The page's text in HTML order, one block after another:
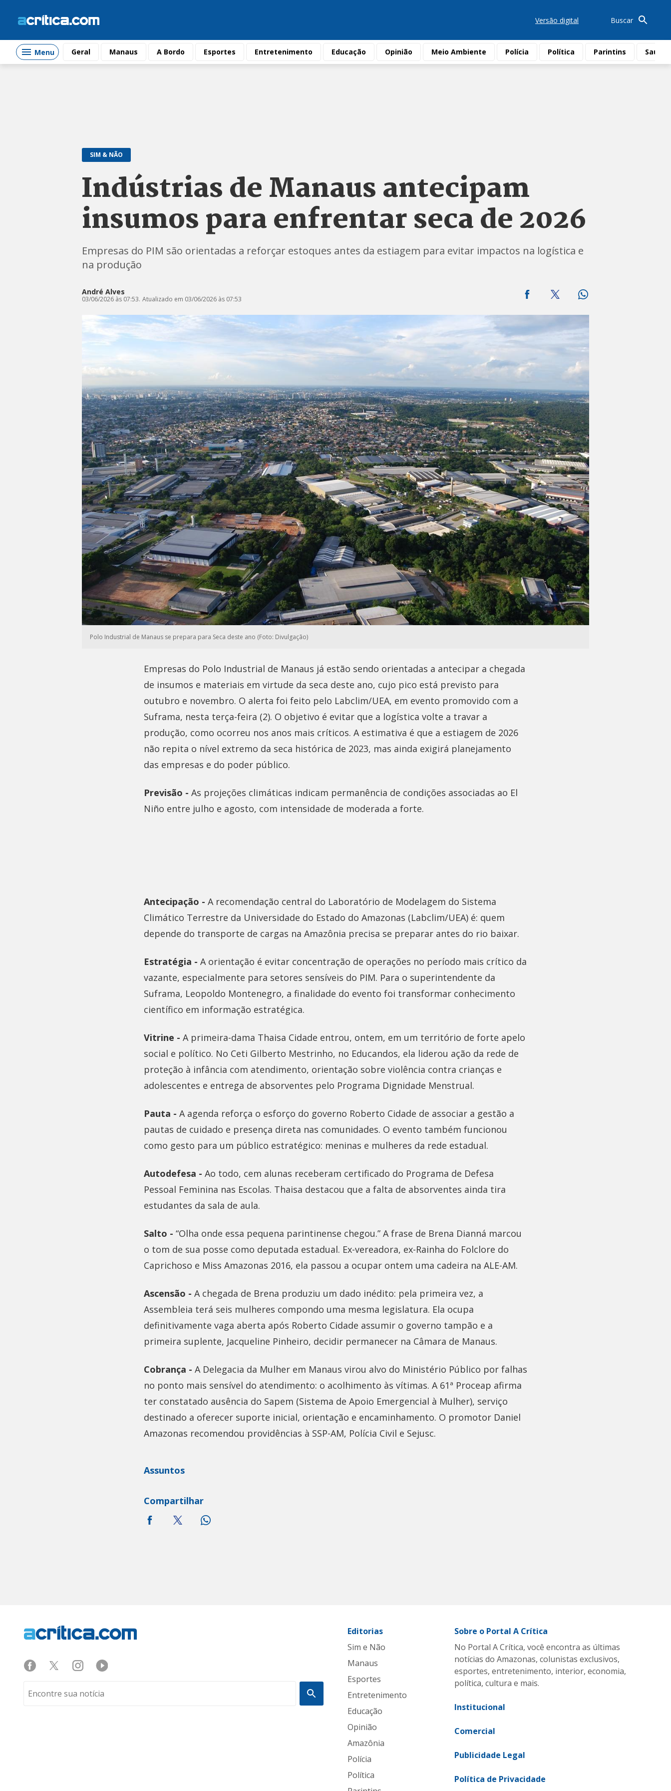
Versão digital Buscar
Menu Geral Manaus A Bordo Esportes Entretenimento Educação Opinião Meio Ambiente Polícia Política Parintins Saúde
SIM & NÃO
Indústrias de Manaus antecipam
insumos para enfrentar seca de 2026
Empresas do PIM são orientadas a reforçar estoques antes da estiagem para evitar impactos na logística e
na produção
André Alves
03/06/2026 às 07:53. Atualizado em 03/06/2026 às 07:53
Polo Industrial de Manaus se prepara para Seca deste ano (Foto: Divulgação)
Empresas do Polo Industrial de Manaus já estão sendo orientadas a antecipar a chegada
de insumos e materiais em virtude da seca deste ano, cujo pico está previsto para
outubro e novembro. O alerta foi feito pelo Labclim/UEA, em evento promovido com a
Suframa, nesta terça-feira (2). O objetivo é evitar que a logística volte a travar a
produção, como ocorreu nos anos mais críticos. A estimativa é que a estiagem de 2026
não repita o nível extremo da seca histórica de 2023, mas ainda exigirá planejamento
das empresas e do poder público.
Previsão - As projeções climáticas indicam permanência de condições associadas ao El
Niño entre julho e agosto, com intensidade de moderada a forte.
​Antecipação - A recomendação central do Laboratório de Modelagem do Sistema
Climático Terrestre da Universidade do Estado do Amazonas (Labclim/UEA) é: quem
depende do transporte de cargas na Amazônia precisa se preparar antes do rio baixar.
​Estratégia - A orientação é evitar concentração de operações no período mais crítico da
vazante, especialmente para setores sensíveis do PIM. Para o superintendente da
Suframa, Leopoldo Montenegro, a finalidade do evento foi transformar conhecimento
científico em informação estratégica.
Vitrine - A primeira-dama Thaisa Cidade entrou, ontem, em um território de forte apelo
social e político. No Ceti Gilberto Mestrinho, no Educandos, ela liderou ação da rede de
proteção à infância com atendimento, orientação sobre violência contra crianças e
adolescentes e entrega de absorventes pelo Programa Dignidade Menstrual.
Pauta - A agenda reforça o esforço do governo Roberto Cidade de associar a gestão a
pautas de cuidado e presença direta nas comunidades. O evento também funcionou
como gesto para um público estratégico: meninas e mulheres da rede estadual.
Autodefesa - Ao todo, cem alunas receberam certificado do Programa de Defesa
Pessoal Feminina nas Escolas. Thaisa destacou que a falta de absorventes ainda tira
estudantes da sala de aula.
Salto - “Olha onde essa pequena parintinense chegou.” A frase de Brena Dianná marcou
o tom de sua posse como deputada estadual. Ex-vereadora, ex-Rainha do Folclore do
Caprichoso e Miss Amazonas 2016, ela passou a ocupar ontem uma cadeira na ALE-AM.
Ascensão - A chegada de Brena produziu um dado inédito: pela primeira vez, a
Assembleia terá seis mulheres compondo uma mesma legislatura. Ela ocupa
definitivamente vaga aberta após Roberto Cidade assumir o governo tampão e a
primeira suplente, Jacqueline Pinheiro, decidir permanecer na Câmara de Manaus.
Cobrança - A Delegacia da Mulher em Manaus virou alvo do Ministério Público por falhas
no ponto mais sensível do atendimento: o acolhimento às vítimas. A 61ª Proceap afirma
ter constatado ausência do Sapem (Sistema de Apoio Emergencial à Mulher), serviço
destinado a oferecer suporte inicial, orientação e encaminhamento. O promotor Daniel
Amazonas recomendou providências à SSP-AM, Polícia Civil e Sejusc.
Assuntos
Compartilhar
Editorias
Sim e Não
Manaus
Esportes
Entretenimento
Educação
Opinião
Amazônia
Polícia
Política
Sobre o Portal A Crítica
No Portal A Crítica, você encontra as últimas
notícias do Amazonas, colunistas exclusivos,
esportes, entretenimento, interior, economia,
política, cultura e mais.
Institucional
Comercial
Publicidade Legal
Política de Privacidade